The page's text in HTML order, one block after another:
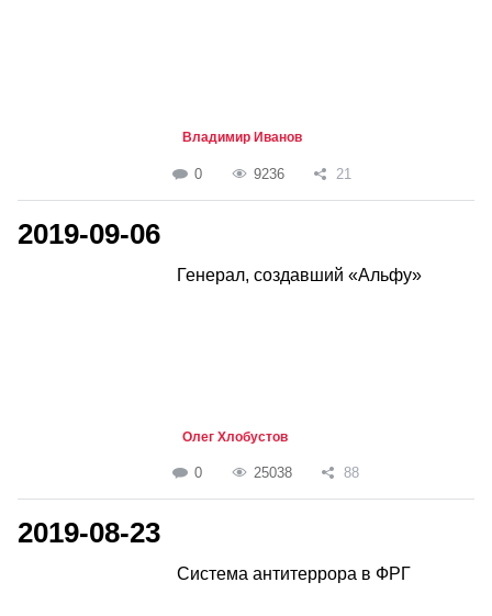
Владимир Иванов
0 9236 21
2019-09-06
Генерал, создавший «Альфу»
Олег Хлобустов
0 25038 88
2019-08-23
Система антитеррора в ФРГ